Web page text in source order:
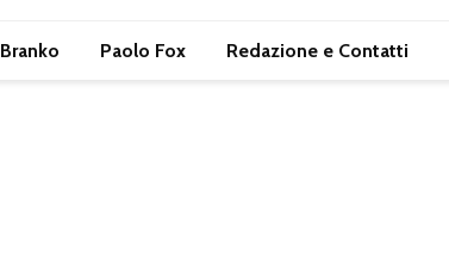
Branko Paolo Fox Redazione e Contatti